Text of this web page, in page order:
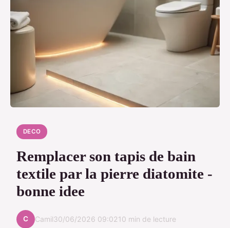
DECO
Remplacer son tapis de bain
textile par la pierre diatomite -
bonne idee
C Camil30/06/2026 09:0210 min de lecture